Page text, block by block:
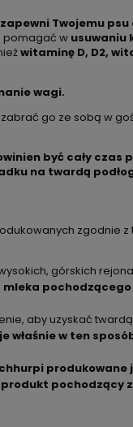
Twojemu psu
pomagać w usuwaniu
witaminę D, D2,
wagi.
go ze sobą w
być cały czas
na twardą
zgodnie
górskich
aby uzyskać
właśnie w ten
pochodzący